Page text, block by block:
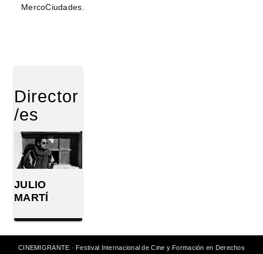
MercoCiudades.
Director
/es
JULIO
MARTÍ
CINEMIGRANTE · Festival Internacional de Cine y Formación en Derechos